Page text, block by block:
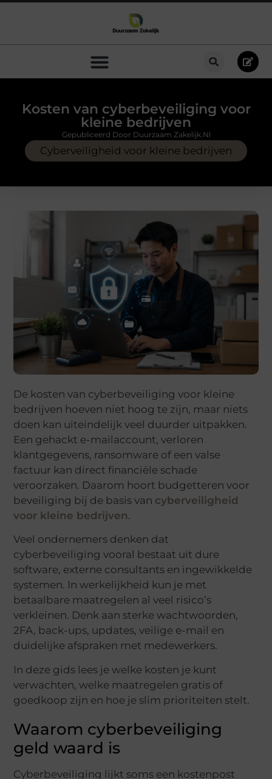
Kosten van cyberbeveiliging voor
kleine bedrijven
Cyberveiligheid voor kleine bedrijven
Gepubliceerd Door Duurzaam Zakelijk.nl
De kosten van cyberbeveiliging voor kleine
bedrijven hoeven niet hoog te zijn, maar niets
doen kan uiteindelijk veel duurder uitpakken.
Een gehackt e-mailaccount, verloren
klantgegevens, ransomware of een valse
factuur kan direct financiële schade
veroorzaken. Daarom hoort budgetteren voor
beveiliging bij de basis van cyberveiligheid
voor kleine bedrijven.
Veel ondernemers denken dat
cyberbeveiliging vooral bestaat uit dure
software, externe consultants en ingewikkelde
systemen. In werkelijkheid kun je met
betaalbare maatregelen al veel risico’s
verkleinen. Denk aan sterke wachtwoorden,
2FA, back-ups, updates, veilige e-mail en
duidelijke afspraken met medewerkers.
In deze gids lees je welke kosten je kunt
verwachten, welke maatregelen gratis of
goedkoop zijn en hoe je slim prioriteiten stelt.
Waarom cyberbeveiliging
geld waard is
Cyberbeveiliging lijkt soms een kostenpost